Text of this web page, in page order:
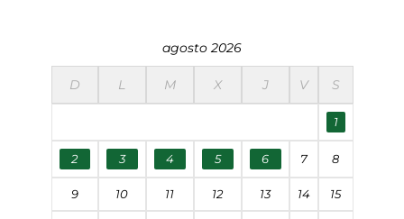
agosto 2026
D L M X J V S
1
2 3 4 5 6 7 8
9 10 11 12 13 14 15